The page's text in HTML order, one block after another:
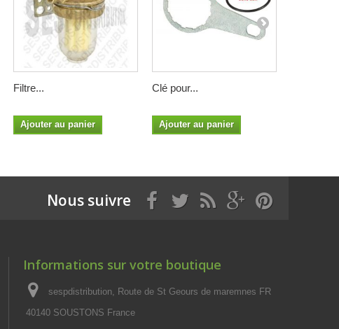
Filtre...
Ajouter au panier
Clé pour...
Ajouter au panier
Nous suivre
Informations sur votre boutique
sespdistribution, Route de St Geours de maremnes FR
40140 SOUSTONS France